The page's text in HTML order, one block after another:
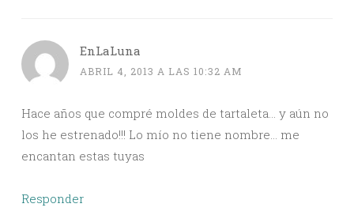
EnLaLuna
ABRIL 4, 2013 A LAS 10:32 AM
Hace años que compré moldes de tartaleta… y aún no
los he estrenado!!! Lo mío no tiene nombre… me
encantan estas tuyas
Responder